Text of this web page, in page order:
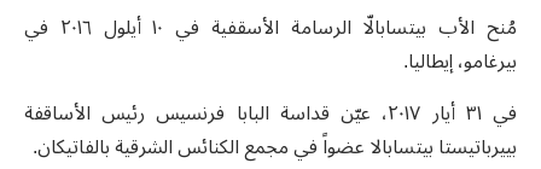
مُنح الأب بيتسابالّا الرسامة الأسقفية في ١٠ أيلول ٢٠١٦ في
بيرغامو، إيطاليا.
في ٣١ أيار ٢٠١٧، عيّن قداسة البابا فرنسيس رئيس الأساقفة
بييرباتيستا بيتسابالا عضواً في مجمع الكنائس الشرقية بالفاتيكان.